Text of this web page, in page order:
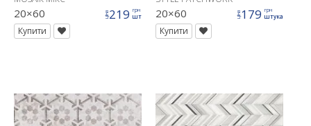
20×60 ціна219 грн
шт
Купити
20×60 ціна179 грн
штука
Купити